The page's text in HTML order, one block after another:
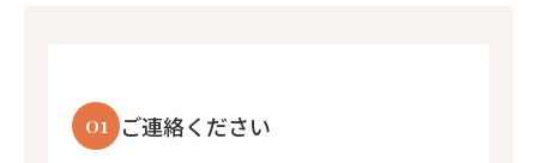
01 ご連絡ください